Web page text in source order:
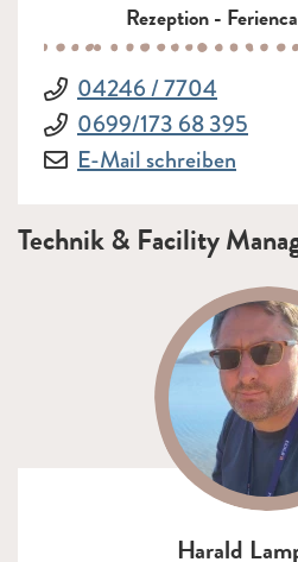
Rezeption -
Telefon:
04246 / 7704
Telefon:
0699/173 68 395
E-Mail:
E-Mail schreiben
Technik & Facility
Harald